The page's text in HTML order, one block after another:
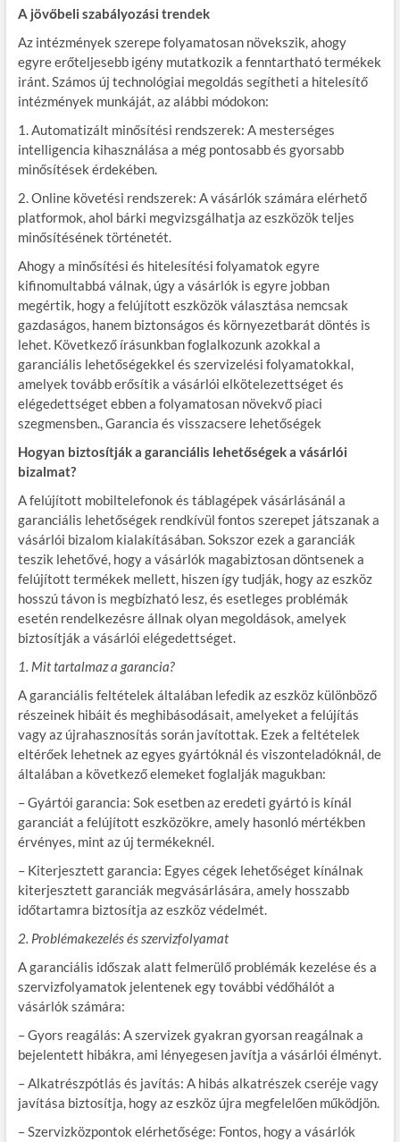
A jövőbeli szabályozási trendek
Az intézmények szerepe folyamatosan növekszik, ahogy
egyre erőteljesebb igény mutatkozik a fenntartható termékek
iránt. Számos új technológiai megoldás segítheti a hitelesítő
intézmények munkáját, az alábbi módokon:
1. Automatizált minősítési rendszerek: A mesterséges
intelligencia kihasználása a még pontosabb és gyorsabb
minősítések érdekében.
2. Online követési rendszerek: A vásárlók számára elérhető
platformok, ahol bárki megvizsgálhatja az eszközök teljes
minősítésének történetét.
Ahogy a minősítési és hitelesítési folyamatok egyre
kifinomultabbá válnak, úgy a vásárlók is egyre jobban
megértik, hogy a felújított eszközök választása nemcsak
gazdaságos, hanem biztonságos és környezetbarát döntés is
lehet. Következő írásunkban foglalkozunk azokkal a
garanciális lehetőségekkel és szervizelési folyamatokkal,
amelyek tovább erősítik a vásárlói elkötelezettséget és
elégedettséget ebben a folyamatosan növekvő piaci
szegmensben., Garancia és visszacsere lehetőségek
Hogyan biztosítják a garanciális lehetőségek a vásárlói
bizalmat?
A felújított mobiltelefonok és táblagépek vásárlásánál a
garanciális lehetőségek rendkívül fontos szerepet játszanak a
vásárlói bizalom kialakításában. Sokszor ezek a garanciák
teszik lehetővé, hogy a vásárlók magabiztosan döntsenek a
felújított termékek mellett, hiszen így tudják, hogy az eszköz
hosszú távon is megbízható lesz, és esetleges problémák
esetén rendelkezésre állnak olyan megoldások, amelyek
biztosítják a vásárlói elégedettséget.
1. Mit tartalmaz a garancia?
A garanciális feltételek általában lefedik az eszköz különböző
részeinek hibáit és meghibásodásait, amelyeket a felújítás
vagy az újrahasznosítás során javítottak. Ezek a feltételek
eltérőek lehetnek az egyes gyártóknál és viszonteladóknál, de
általában a következő elemeket foglalják magukban:
– Gyártói garancia: Sok esetben az eredeti gyártó is kínál
garanciát a felújított eszközökre, amely hasonló mértékben
érvényes, mint az új termékeknél.
– Kiterjesztett garancia: Egyes cégek lehetőséget kínálnak
kiterjesztett garanciák megvásárlására, amely hosszabb
időtartamra biztosítja az eszköz védelmét.
2. Problémakezelés és szervizfolyamat
A garanciális időszak alatt felmerülő problémák kezelése és a
szervizfolyamatok jelentenek egy további védőhálót a
vásárlók számára:
– Gyors reagálás: A szervizek gyakran gyorsan reagálnak a
bejelentett hibákra, ami lényegesen javítja a vásárlói élményt.
– Alkatrészpótlás és javítás: A hibás alkatrészek cseréje vagy
javítása biztosítja, hogy az eszköz újra megfelelően működjön.
– Szervizközpontok elérhetősége: Fontos, hogy a vásárlók